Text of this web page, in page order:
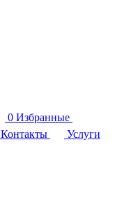
0 Избранные
Контакты Услуги